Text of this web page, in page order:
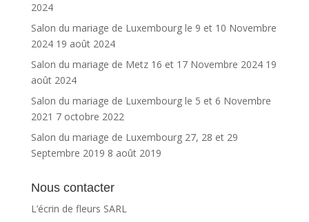
2024
Salon du mariage de Luxembourg le 9 et 10 Novembre
2024 19 août 2024
Salon du mariage de Metz 16 et 17 Novembre 2024 19
août 2024
Salon du mariage de Luxembourg le 5 et 6 Novembre
2021 7 octobre 2022
Salon du mariage de Luxembourg 27, 28 et 29
Septembre 2019 8 août 2019
Nous contacter
L’écrin de fleurs SARL